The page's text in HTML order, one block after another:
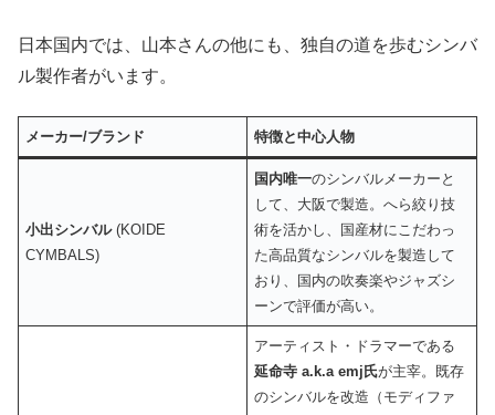
日本国内では、山本さんの他にも、独自の道を歩むシンバ
ル製作者がいます。
メーカー/ブランド 特徴と中心人物
小出シンバル(KOIDE
CYMBALS)
国内唯一のシンバルメーカーと
して、大阪で製造。へら絞り技
術を活かし、国産材にこだわっ
た高品質なシンバルを製造して
おり、国内の吹奏楽やジャズシ
ーンで評価が高い。
アーティスト・ドラマーである
延命寺a.k.a emj 氏が主宰。既存
のシンバルを改造（モディファ